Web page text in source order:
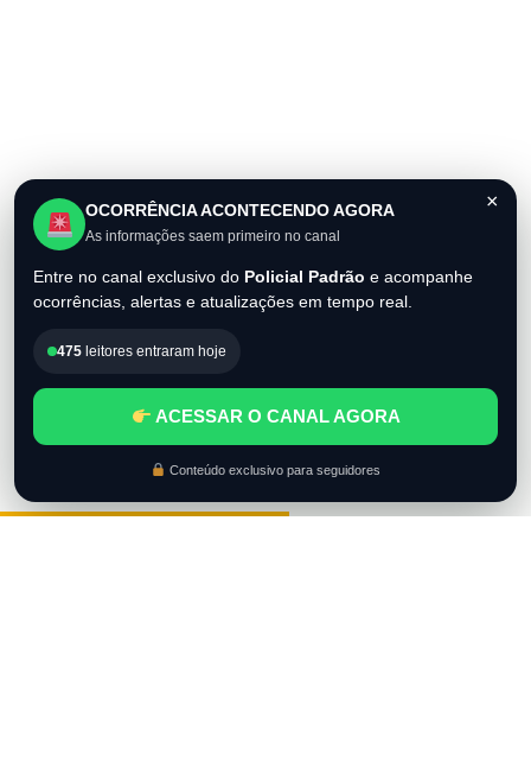
×
OCORRÊNCIA ACONTECENDO AGORA
As informações saem primeiro no canal
Entre no canal exclusivo do Policial Padrão e acompanhe
ocorrências, alertas e atualizações em tempo real.
475 leitores entraram hoje
ACESSAR O CANAL AGORA
Conteúdo exclusivo para seguidores